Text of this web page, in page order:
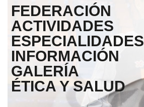
FEDERACIÓN
ACTIVIDADES
ESPECIALIDADES
INFORMACIÓN
GALERÍA
ÉTICA Y SALUD